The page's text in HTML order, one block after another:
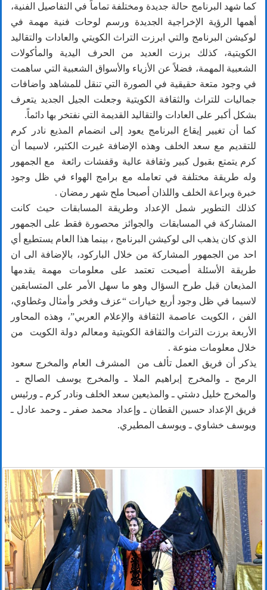
كما شهد البرنامج حالة جديدة ومختلفة تماماً في التفاصيل الفنية،
أهمها الرؤية الإخراجية الجديدة ورسم لوحات فنية مهمة في
لوكيشن البرنامج والتي ابرزت التراث الكويتي والعادات والتقاليد
الكويتية، كذلك برزت العديد من الحرف اليدية والمأكولات
الشعبية المهمة، فضلاً عن الأزياء والأسواق الشعبية التي ساهمت
في وجود متعة حقيقية في الصورة التي تنقل للمشاهد واضافات
جماليات للتراث والثقافة الكويتية وجعلت الجيل الجديد يتعرف
بشكل أكبر على العادات والتقاليد القديمة التي نفتخر بها دائماً.
كما أن تغيير إيقاع البرنامج يعود إلى انضمام المذيع نادر كرم
للتقديم مع سعد الخلف وهذه الإضافة غيرت الكثير، لاسيما أن
كرم يتمتع بقبول كبير وثقافة عالية وقفشات رائعة مع الجمهور
وله طريقة مختلفة في تعامله مع برامج الهواء في ظل وجود
خبرة وبراعة الخلف واللذان أصبحا ملح شهر رمضان .
كذلك التطوير شمل الإعداد وطريقة المسابقات حيث كانت
المشاركة في المسابقات والجوائز محصورة فقط على الجمهور
الذي كان يذهب الى لوكيشن البرنامج ، بينما هذا العام يستطيع أي
احد من الجمهور المشاركة من خلال الباركود، بالإضافة الى ان
طريقة الأسئلة أصبحت تعتمد على معلومات مهمة يقدمها
المذيعان قبل طرح السؤال وهو ما سهل الأمر على المتسابقين
لاسيما في ظل وجود أربع خيارات “عزف وفخر وأمثال وغطاوي،
الفن ، الكويت عاصمة الثقافة والإعلام العربي”، وهذه المحاور
الأربعة برزت التراث والثقافة الكويتية ومعالم دولة الكويت من
خلال معلومات منوعة .
يذكر أن فريق العمل تألف من المشرف العام والمخرج سعود
الرمح ـ والمخرج إبراهيم الملا ـ والمخرج يوسف الصالح ـ
والمخرج خليل دشتي ـ والمذيعين سعد الخلف ونادر كرم ـ ورئيس
فريق الإعداد حسين القطان ـ وإعداد محمد صفر ـ وحمد عادل ـ
ويوسف خشاوي ـ ويوسف المطيري.